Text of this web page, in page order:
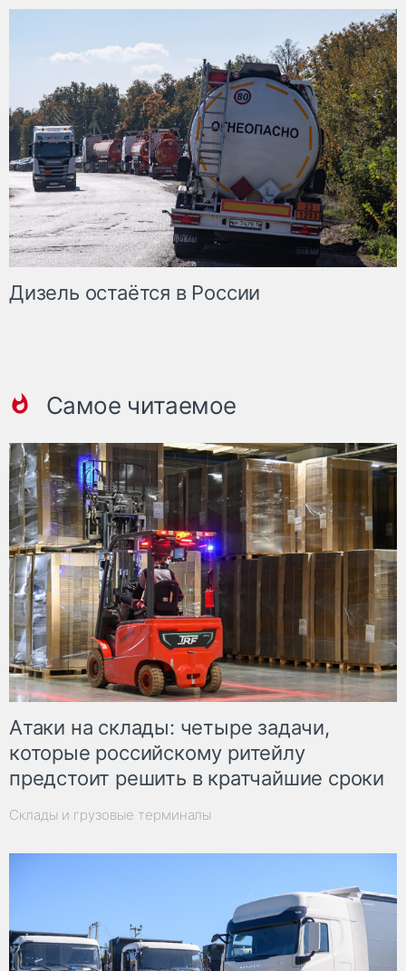
Дизель остаётся в России
Самое читаемое
Атаки на склады: четыре задачи,
которые российскому ритейлу
предстоит решить в кратчайшие сроки
Склады и грузовые терминалы